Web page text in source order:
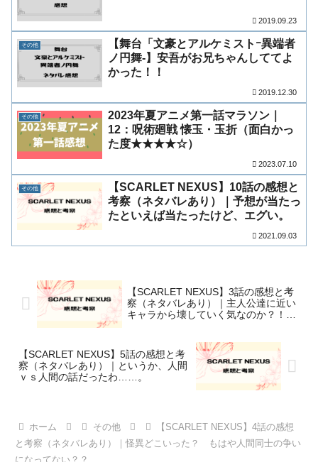
2019.09.23
その他
【舞台「文豪とアルケミストｰ異端者
ノ円舞-】安吾がお兄ちゃんしててよ
かった！！
2019.12.30
その他
2023年夏アニメ第一話マラソン｜
12：呪術廻戦 懐玉・玉折（面白かっ
た度★★★★☆）
2023.07.10
その他
【SCARLET NEXUS】10話の感想と
考察（ネタバレあり）｜予想が当たっ
たといえば当たったけど、エグい。
2021.09.03
【SCARLET NEXUS】3話の感想と考
察（ネタバレあり）｜主人公達に近い
キャラから壊していく気なのか？！
【SCARLET NEXUS】5話の感想と考
察（ネタバレあり）｜というか、人間
ｖｓ人間の話だったわ……。
ホーム その他
【SCARLET NEXUS】4話の感想
と考察（ネタバレあり）｜怪異どこいった？ もはや人間同士の争い
になってない？？